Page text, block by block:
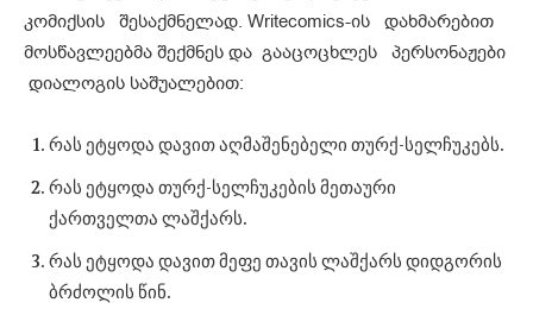
კომიქსის შესაქმნელად. Writecomics-ის დახმარებით
მოსწავლეებმა შექმნეს და გააცოცხლეს პერსონაჟები
დიალოგის საშუალებით:
რას ეტყოდა დავით აღმაშენებელი თურქ-სელჩუკებს.
რას ეტყოდა თურქ-სელჩუკების მეთაური
ქართველთა ლაშქარს.
რას ეტყოდა დავით მეფე თავის ლაშქარს დიდგორის
ბრძოლის წინ.